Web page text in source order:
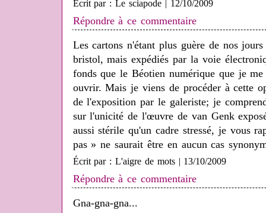
Écrit par : Le sciapode | 12/10/2009
Répondre à ce commentaire
Les cartons n'étant plus guère de nos
bristol, mais expédiés par la voie
fonds que le Béotien numérique que je
ouvrir. Mais je viens de procéder à cette
de l'exposition par le galeriste; je
sur l'unicité de l'œuvre de van Genk
aussi stérile qu'un cadre stressé, je vous
pas » ne saurait être en aucun cas
Écrit par : L'aigre de mots | 13/10/2009
Répondre à ce commentaire
Gna-gna-gna...